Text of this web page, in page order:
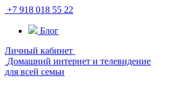
+7 918 018 55 22
Блог
Личный кабинет
Домашний интернет и телевидение
для всей семьи